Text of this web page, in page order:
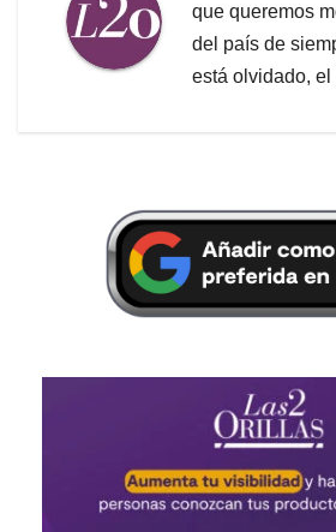
que queremos
del país de
está olvidado,